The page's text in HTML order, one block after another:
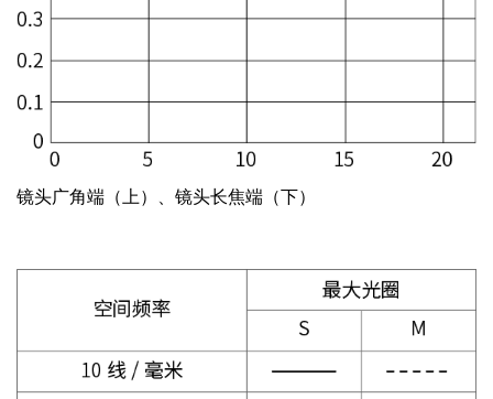
镜头广角端（上）、镜头长焦端（下）